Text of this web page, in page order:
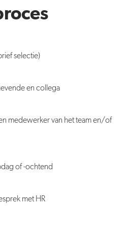
selectie)
en collega
medewerker van het team en/of
of -ochtend
met HR